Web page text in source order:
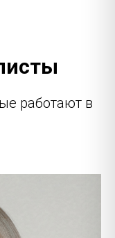
работают в